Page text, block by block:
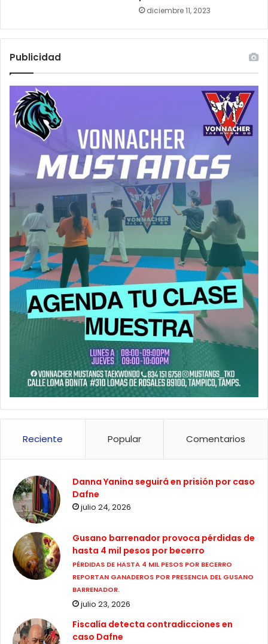
diciembre 11, 2023
Publicidad
Reciente Popular Comentarios
Danna Yanina seguirá en prisión por caso
Dafne
julio 24, 2026
Gusano barrenador provoca pérdidas de
hasta 4 mil pesos por becerro
PÉRDIDAS DE HASTA 4 MIL PESOS POR BECERRO
REPORTAN GANADEROS POR PRESENCIA DEL GUSANO
BARRENADOR.
julio 23, 2026
Fiscalía detecta contradicciones en
caso Dafne